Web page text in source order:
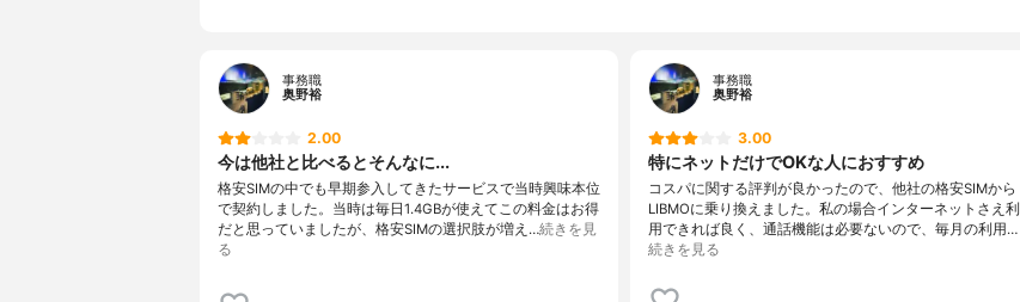
事務職
奥野裕
2.00
今は他社と比べるとそんなに...
格安SIMの中でも早期参入してきたサービスで当時興味本位
で契約しました。当時は毎日1.4GBが使えてこの料金はお得
だと思っていましたが、格安SIMの選択肢が増え…続きを見
る
事務職
奥野裕
3.00
特にネットだけでOKな人におすすめ
コスパに関する評判が良かったので、他社の格安SIMから
LIBMOに乗り換えました。私の場合インターネットさえ利
用できれば良く、通話機能は必要ないので、毎月の利用…
続きを見る